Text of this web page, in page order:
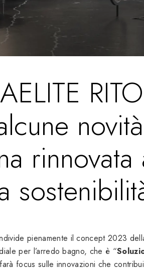
rinnovata
pienamente il concept 2023
per l’arredo bagno, che è “
focus sulle innovazioni che